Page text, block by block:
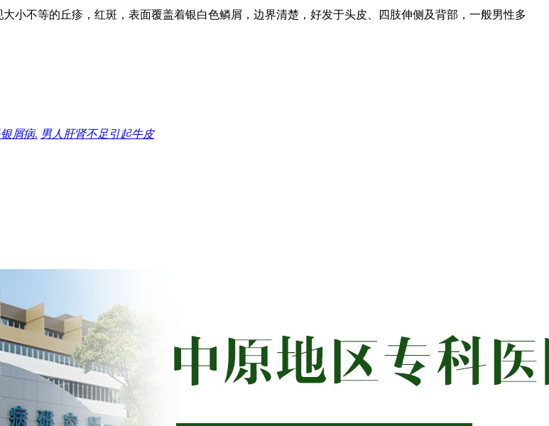
小不等的丘疹，红斑，表面覆盖着银白色鳞屑，边界清楚，好发于头皮、四肢伸侧及背部，一般男性多
屑病. 男人肝肾不足引起牛皮